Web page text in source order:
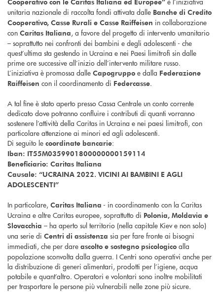
Cooperativo con le Caritas Italiana ed Europee”
unitaria nazionale di raccolta fondi attivata dalle Banche di Credito
Cooperativo, Casse Rurali e Casse Raiffeisen in collaborazione
con Caritas Italiana, a favore del progetto di intervento umanitario
– soprattutto nei confronti dei bambini e degli adolescenti - che
quest’ultima sta gestendo in Ucraina e nei Paesi limitrofi sin dalle
prime ore successive all’inizio dell’intervento militare russo.
L’iniziativa è promossa dalle Capogruppo e dalla Federazione
Raiffeisen con il coordinamento di Federcasse.
A tal fine è stato aperto presso Cassa Centrale un conto corrente
dedicato dove potranno confluire i contributi di quanti vorranno
sostenere l’attività della Caritas in Ucraina e nei paesi limitrofi, con
particolare attenzione ai minori ed agli adolescenti.
Di seguito le coordinate bancarie:
Iban: IT55M0359901800000000159114
Beneficiario: Caritas Italiana
Causale: “UCRAINA 2022. VICINI AI BAMBINI E AGLI
ADOLESCENTI”
In particolare, Caritas Italiana - in coordinamento con la Caritas
Ucraina e altre Caritas europee, soprattutto di Polonia, Moldavia e
Slovacchia – ha aperto sul territorio (nella capitale Kiev e non solo)
una serie di Centri di assistenza sia per fare fronte ai bisogni
immediati, che per dare ascolto e sostegno psicologico alla
popolazione sconvolta dalla guerra. I Centri sono operativi anche per
la distribuzione di generi alimentari, prodotti per l’igiene, acqua
potabile e quant’altro. Operatori e volontari sono inoltre mobilitati
per trasportare le persone più vulnerabili nelle zone più sicure.